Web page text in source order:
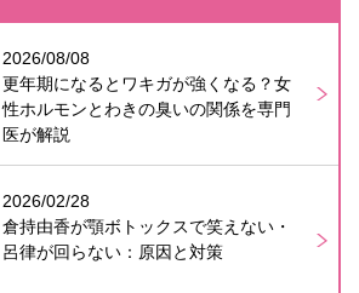
2026/08/08
更年期になるとワキガが強くなる？女
性ホルモンとわきの臭いの関係を専門
医が解説
2026/02/28
倉持由香が顎ボトックスで笑えない・
呂律が回らない：原因と対策